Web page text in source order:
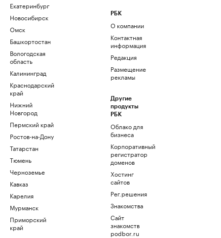
Екатеринбург
Новосибирск
Омск
Башкортостан
Вологодская
область
Калининград
Краснодарский
край
Нижний
Новгород
Пермский край
Ростов-на-Дону
Татарстан
Тюмень
Черноземье
Кавказ
Карелия
Мурманск
Приморский
край
РБК
О компании
Контактная
информация
Редакция
Размещение
рекламы
Другие
продукты
РБК
Облако для
бизнеса
Корпоративный
регистратор
доменов
Хостинг
сайтов
Рег.решения
Знакомства
Сайт
знакомств
podbor.ru